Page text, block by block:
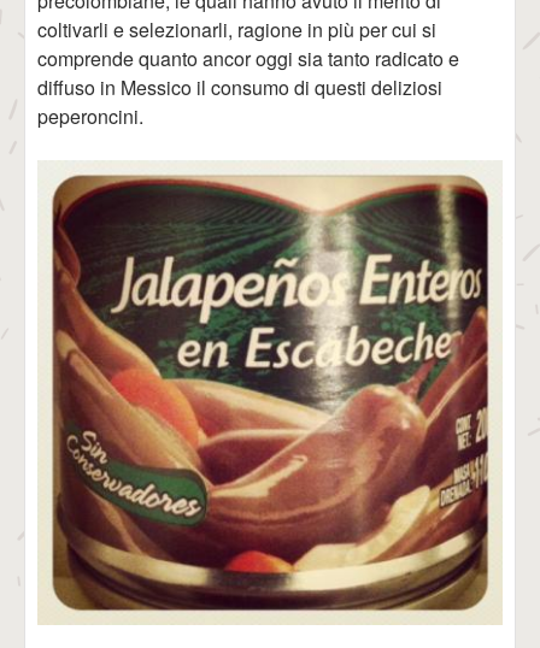
coltivarli e selezionarli, ragione in più per cui si
comprende quanto ancor oggi sia tanto radicato e
diffuso in Messico il consumo di questi deliziosi
peperoncini.